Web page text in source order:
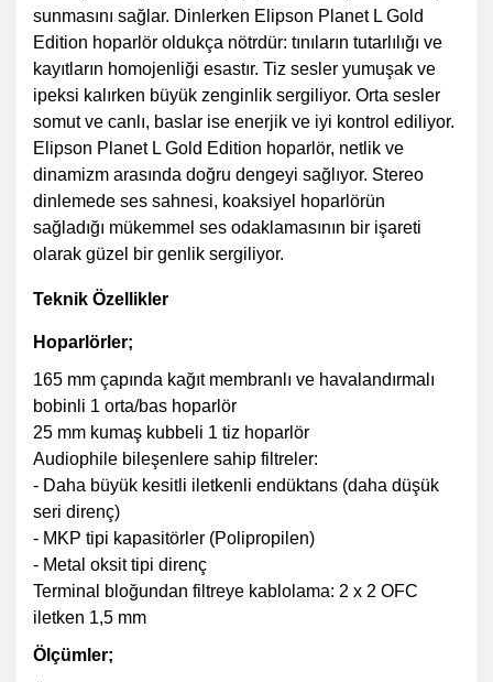
sunmasını sağlar. Dinlerken Elipson Planet L Gold
Edition hoparlör oldukça nötrdür: tınıların tutarlılığı ve
kayıtların homojenliği esastır. Tiz sesler yumuşak ve
ipeksi kalırken büyük zenginlik sergiliyor. Orta sesler
somut ve canlı, baslar ise enerjik ve iyi kontrol ediliyor.
Elipson Planet L Gold Edition hoparlör, netlik ve
dinamizm arasında doğru dengeyi sağlıyor. Stereo
dinlemede ses sahnesi, koaksiyel hoparlörün
sağladığı mükemmel ses odaklamasının bir işareti
olarak güzel bir genlik sergiliyor.
Teknik Özellikler
Hoparlörler;
165 mm çapında kağıt membranlı ve havalandırmalı
bobinli 1 orta/bas hoparlör
25 mm kumaş kubbeli 1 tiz hoparlör
Audiophile bileşenlere sahip filtreler:
- Daha büyük kesitli iletkenli endüktans (daha düşük
seri direnç)
- MKP tipi kapasitörler (Polipropilen)
- Metal oksit tipi direnç
Terminal bloğundan filtreye kablolama: 2 x 2 OFC
iletken 1,5 mm
Ölçümler;